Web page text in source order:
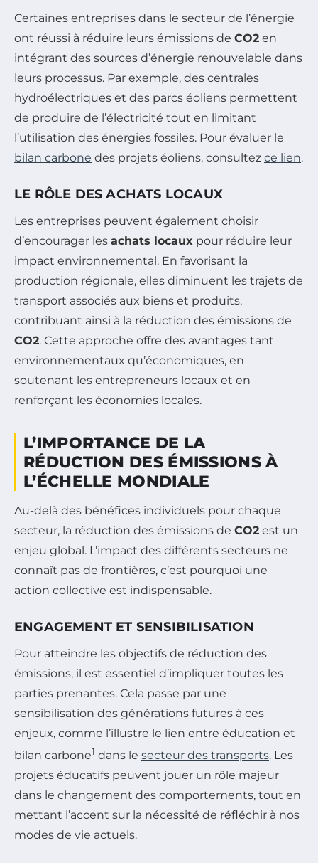
Certaines entreprises dans le secteur de l’énergie
ont réussi à réduire leurs émissions de CO2 en
intégrant des sources d’énergie renouvelable dans
leurs processus. Par exemple, des centrales
hydroélectriques et des parcs éoliens permettent
de produire de l’électricité tout en limitant
l’utilisation des énergies fossiles. Pour évaluer le
bilan carbone des projets éoliens, consultez ce lien.
LE RÔLE DES ACHATS LOCAUX
Les entreprises peuvent également choisir
d’encourager les achats locaux pour réduire leur
impact environnemental. En favorisant la
production régionale, elles diminuent les trajets de
transport associés aux biens et produits,
contribuant ainsi à la réduction des émissions de
CO2. Cette approche offre des avantages tant
environnementaux qu’économiques, en
soutenant les entrepreneurs locaux et en
renforçant les économies locales.
L’IMPORTANCE DE LA
RÉDUCTION DES ÉMISSIONS À
L’ÉCHELLE MONDIALE
Au-delà des bénéfices individuels pour chaque
secteur, la réduction des émissions de CO2 est un
enjeu global. L’impact des différents secteurs ne
connaît pas de frontières, c’est pourquoi une
action collective est indispensable.
ENGAGEMENT ET SENSIBILISATION
Pour atteindre les objectifs de réduction des
émissions, il est essentiel d’impliquer toutes les
parties prenantes. Cela passe par une
sensibilisation des générations futures à ces
enjeux, comme l’illustre le lien entre éducation et
bilan carbone1 dans le secteur des transports. Les
projets éducatifs peuvent jouer un rôle majeur
dans le changement des comportements, tout en
mettant l’accent sur la nécessité de réfléchir à nos
modes de vie actuels.